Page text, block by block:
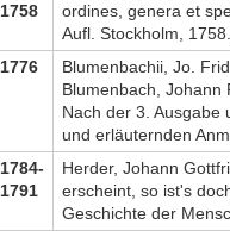
1758
ordines, genera et
Aufl. Stockholm,
1776
Blumenbachii, Jo.
Blumenbach, Johann
Nach der 3. Ausgabe
und erläuternden
1784-
1791
Herder, Johann
erscheint, so ist's
Geschichte der